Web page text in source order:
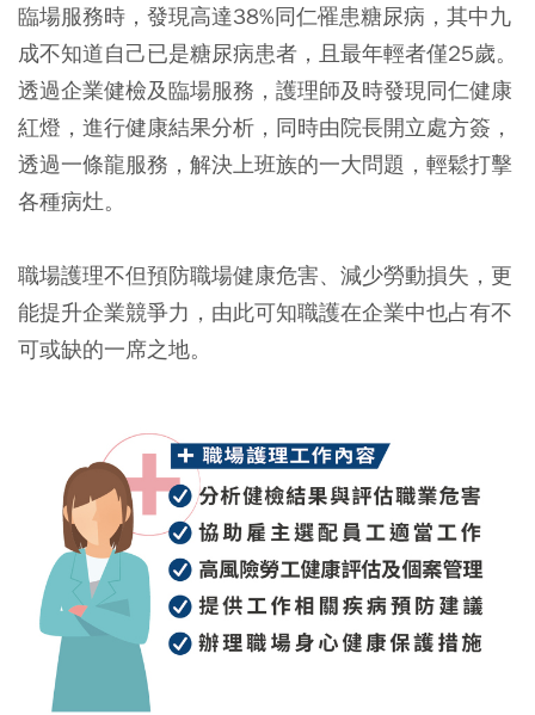
臨場服務時，發現高達38%同仁罹患糖尿病，其中九
成不知道自己已是糖尿病患者，且最年輕者僅25歲。
透過企業健檢及臨場服務，護理師及時發現同仁健康
紅燈，進行健康結果分析，同時由院長開立處方簽，
透過一條龍服務，解決上班族的一大問題，輕鬆打擊
各種病灶。
職場護理不但預防職場健康危害、減少勞動損失，更
能提升企業競爭力，由此可知職護在企業中也占有不
可或缺的一席之地。